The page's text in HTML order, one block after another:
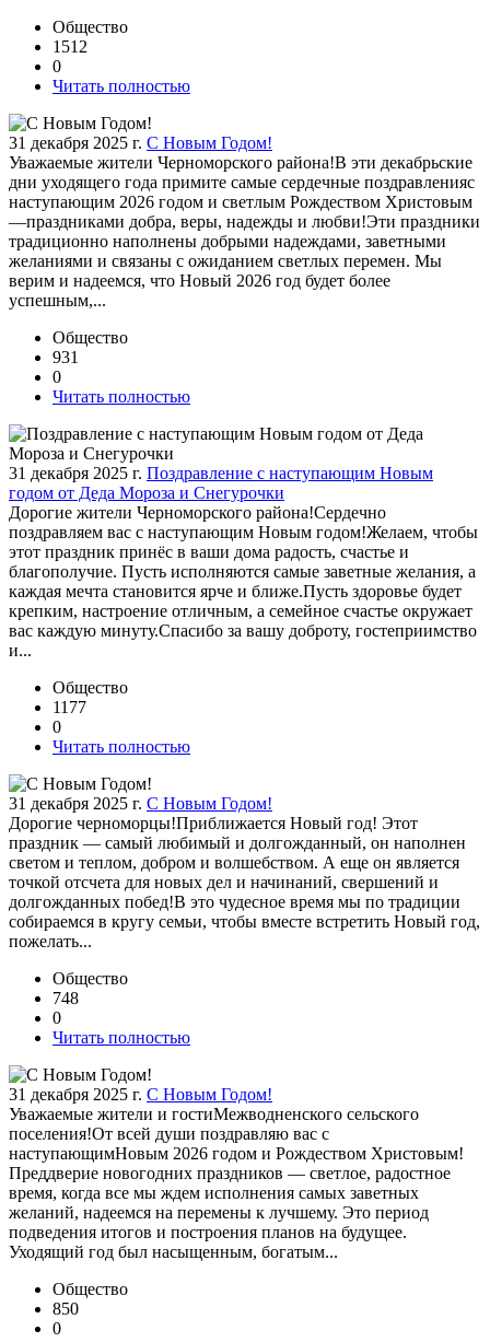
Общество
1512
0
Читать полностью
31 декабря 2025 г. С Новым Годом!
Уважаемые жители Черноморского района!В эти декабрьские
дни уходящего года примите самые сердечные поздравленияс
наступающим 2026 годом и светлым Рождеством Христовым
—праздниками добра, веры, надежды и любви!Эти праздники
традиционно наполнены добрыми надеждами, заветными
желаниями и связаны с ожиданием светлых перемен. Мы
верим и надеемся, что Новый 2026 год будет более
успешным,...
Общество
931
0
Читать полностью
31 декабря 2025 г. Поздравление с наступающим Новым
годом от Деда Мороза и Снегурочки
Дорогие жители Черноморского района!Сердечно
поздравляем вас с наступающим Новым годом!Желаем, чтобы
этот праздник принёс в ваши дома радость, счастье и
благополучие. Пусть исполняются самые заветные желания, а
каждая мечта становится ярче и ближе.Пусть здоровье будет
крепким, настроение отличным, а семейное счастье окружает
вас каждую минуту.Спасибо за вашу доброту, гостеприимство
и...
Общество
1177
0
Читать полностью
31 декабря 2025 г. С Новым Годом!
Дорогие черноморцы!Приближается Новый год! Этот
праздник — самый любимый и долгожданный, он наполнен
светом и теплом, добром и волшебством. А еще он является
точкой отсчета для новых дел и начинаний, свершений и
долгожданных побед!В это чудесное время мы по традиции
собираемся в кругу семьи, чтобы вместе встретить Новый год,
пожелать...
Общество
748
0
Читать полностью
31 декабря 2025 г. С Новым Годом!
Уважаемые жители и гостиМежводненского сельского
поселения!От всей души поздравляю вас с
наступающимНовым 2026 годом и Рождеством Христовым!
Преддверие новогодних праздников — светлое, радостное
время, когда все мы ждем исполнения самых заветных
желаний, надеемся на перемены к лучшему. Это период
подведения итогов и построения планов на будущее.
Уходящий год был насыщенным, богатым...
Общество
850
0